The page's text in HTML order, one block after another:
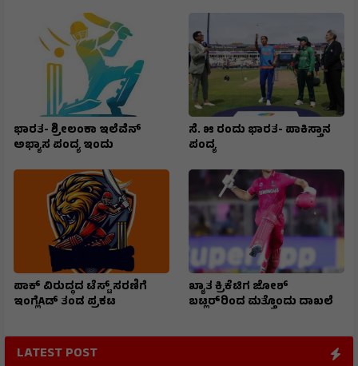
ಭಾರತ- ಶ್ರೀಲಂಕಾ ಇಲೆವೆನ್
ಅಭ್ಯಾಸ ಪಂದ್ಯ ಇಂದು
ಸೆ. ೫ ರಂದು ಭಾರತ- ಪಾಕಿಸ್ತಾನ
ಪಂದ್ಯ
ಪಾಕ್ ವಿರುದ್ಧದ ಟೆಸ್ಟ್ ಸರಣಿಗೆ
ಇಂಗ್ಲೆAಡ್ ತಂಡ ಪ್ರಕಟ
ಖ್ಯಾತ ಕ್ರಿಕೆಟಿಗ ಜೋಶ್
ಬಟ್ಲರ್‌ರಿಂದ ಮತ್ತೊಂದು ದಾಖಲೆ
LATEST POST